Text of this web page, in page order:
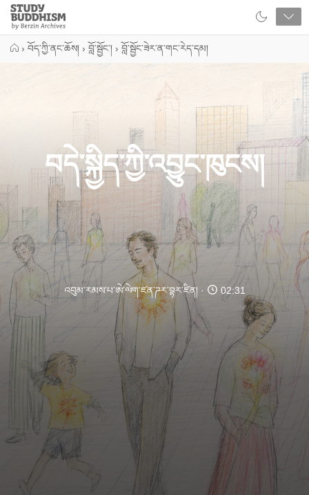
Close
Study
Buddhism
Home
› བོད་ཀྱི་ནང་ཆོས། › བློ་སྦྱོང་། › བློ་སྦྱོང་ཟེར་ན་གང་རེད་དམ།
བདེ་སྐྱིད་ཀྱི་འབྱུང་ཁུངས།
འབུམ་རམས་པ་ཨེ་ལེག་ཛན་ཌར་བྷར་ཛིན། 02:31